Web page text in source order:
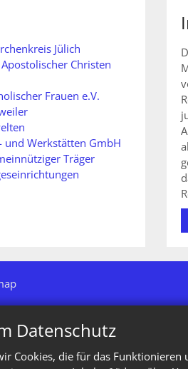
Datenschutz
Cookies, die für das
Jülich
Christen
Frauen e.V.
und Werkstätten GmbH
Träger